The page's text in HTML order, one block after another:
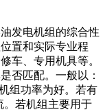
发电机组的综合性
置和实际专业程
车、专用机具等。
否匹配。一般以：
组功率为好。若有
。若机组主要用于